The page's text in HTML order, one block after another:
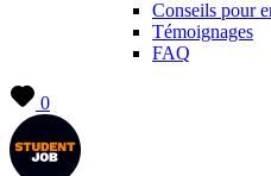
Conseils pour
Témoignages
FAQ
0